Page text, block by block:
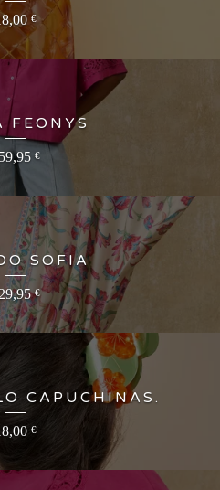
€
FEONYS
€
SOFIA
€
CAPUCHINAS.
€